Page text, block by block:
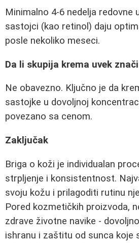
Minimalno 4-6 nedelja redovne
sastojci (kao retinol) daju
posle nekoliko meseci.
Da li skupija krema uvek
Ne obavezno. Ključno je da
sastojke u dovoljnoj
povezano sa cenom.
Zaključak
Briga o koži je individualan
strpljenje i konsistentnost.
svoju kožu i prilagoditi rutinu
Pored kozmetičkih proizvoda,
zdrave životne navike -
ishranu i zaštitu od sunca koje